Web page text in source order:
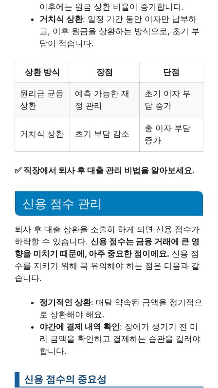
이후에는 원금 상환 비율이 증가합니다.
거치식 상환: 일정 기간 동안 이자만 납부하
고, 이후 원금을 상환하는 방식으로, 초기 부
담이 적습니다.
상환 방식 장점 단점
원리금 균등
상환
예측 가능한 재
정 관리
초기 이자 부
담 증가
거치식 상환 초기 부담 감소
총 이자 부담
증가
✅ 직장에서 퇴사 후 대출 관리 비법을 알아보세요.
신용 점수 관리
퇴사 후 대출 상환을 소홀히 하게 되면 신용 점수가
하락할 수 있습니다. 신용 점수는 금융 거래에 큰 영
향을 미치기 때문에, 아주 중요한 점이에요. 신용 점
수를 지키기 위해 꼭 유의해야 하는 점은 다음과 같
습니다.
정기적인 상환: 매달 약속된 금액을 정기적으
로 상환해야 해요.
야간에 결제 내역 확인: 장애가 생기기 전 미
리 금액을 확인하고 결제하는 습관을 길러야
합니다.
신용 점수의 중요성